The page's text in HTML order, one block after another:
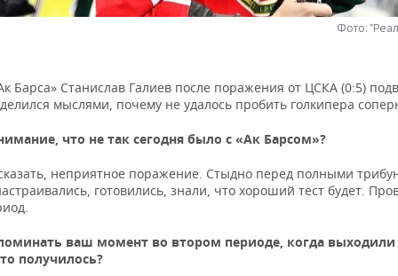
Фото:
Барса» Станислав Галиев после поражения от ЦСКА (0:5)
мыслями, почему не удалось пробить голкипера
что не так сегодня было с «Ак Барсом»?
неприятное поражение. Стыдно перед полными
готовились, знали, что хороший тест будет.
ваш момент во втором периоде, когда выходили
получилось?